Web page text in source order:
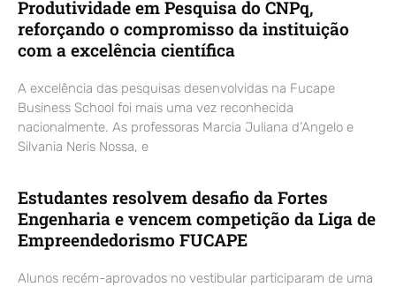
Produtividade em Pesquisa do CNPq,
reforçando o compromisso da instituição
com a excelência científica
A excelência das pesquisas desenvolvidas na Fucape
Business School foi mais uma vez reconhecida
nacionalmente. As professoras Marcia Juliana d’Angelo e
Silvania Neris Nossa, e
Estudantes resolvem desafio da Fortes
Engenharia e vencem competição da Liga de
Empreendedorismo FUCAPE
Alunos recém-aprovados no vestibular participaram de uma